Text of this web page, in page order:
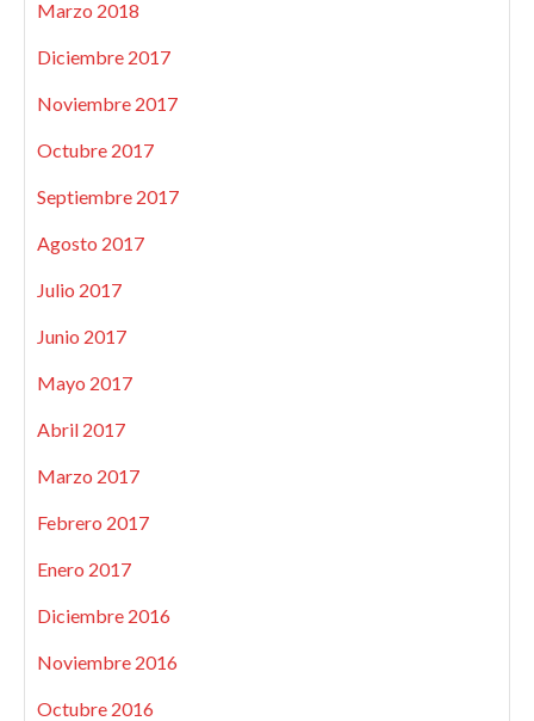
Marzo 2018
Diciembre 2017
Noviembre 2017
Octubre 2017
Septiembre 2017
Agosto 2017
Julio 2017
Junio 2017
Mayo 2017
Abril 2017
Marzo 2017
Febrero 2017
Enero 2017
Diciembre 2016
Noviembre 2016
Octubre 2016